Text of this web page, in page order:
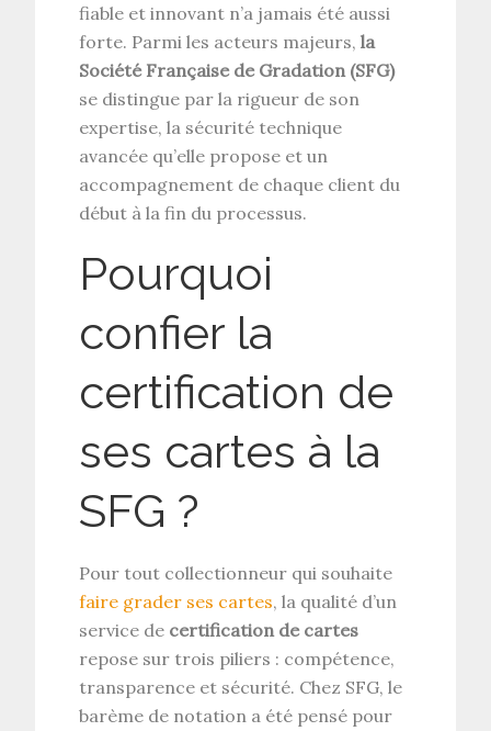
fiable et innovant n’a jamais été aussi
forte. Parmi les acteurs majeurs,la
Société Française de Gradation (SFG)
se distingue par la rigueur de son
expertise, la sécurité technique
avancée qu’elle propose et un
accompagnement de chaque client du
début à la fin du processus.
Pourquoi
confier la
certification de
ses cartes à la
SFG ?
Pour tout collectionneur qui souhaite
faire grader ses cartes, la qualité d’un
service de certification de cartes
repose sur trois piliers : compétence,
transparence et sécurité. Chez SFG, le
barème de notation a été pensé pour